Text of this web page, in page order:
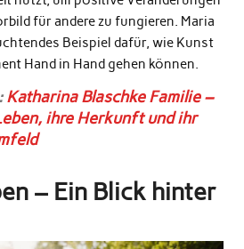
für andere zu fungieren. Maria
Beispiel dafür, wie Kunst
Hand in Hand gehen können.
Katharina Blaschke Familie –
ihre Herkunft und ihr
– Ein Blick hinter